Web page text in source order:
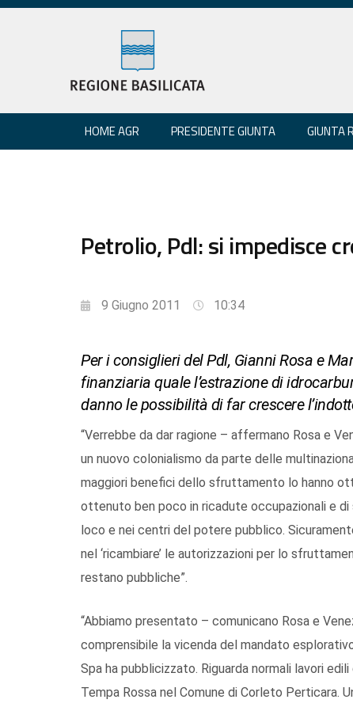
HOME AGR PRESIDENTE GIUNTA GIUNTA
Petrolio, Pdl: si impedisce
9 Giugno 2011 10:34
Per i consiglieri del Pdl, Gianni Rosa e
finanziaria quale l’estrazione di
danno le possibilità di far crescere
“Verrebbe da dar ragione – affermano Rosa e
un nuovo colonialismo da parte delle
maggiori benefici dello sfruttamento lo hanno
ottenuto ben poco in ricadute occupazionali e
loco e nei centri del potere pubblico.
nel ‘ricambiare’ le autorizzazioni per lo
restano pubbliche”.
“Abbiamo presentato – comunicano Rosa e
comprensibile la vicenda del mandato
Spa ha pubblicizzato. Riguarda normali lavori
Tempa Rossa nel Comune di Corleto Perticara.